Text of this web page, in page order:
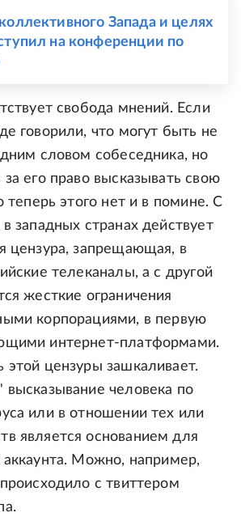
Запада и целях
на конференции по
свобода мнений. Если
говорили, что могут быть не
словом собеседника, но
его право высказывать свою
теперь этого нет и в помине. С
западных странах действует
цензура, запрещающая, в
телеканалы, а с другой
жесткие ограничения
корпорациями, в первую
интернет-платформами.
этой цензуры зашкаливает.
высказывание человека по
или в отношении тех или
является основанием для
аккаунта. Можно, например,
с твиттером